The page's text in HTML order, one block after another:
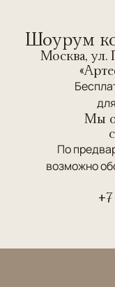
Шоурум
Москва, ул.
Мы
По
возможно